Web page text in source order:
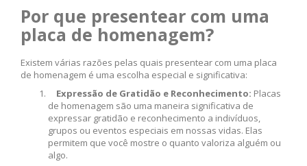
Por que presentear com uma
placa de homenagem?
Existem várias razões pelas quais presentear com uma placa
de homenagem é uma escolha especial e significativa:
Expressão de Gratidão e Reconhecimento: Placas
de homenagem são uma maneira significativa de
expressar gratidão e reconhecimento a indivíduos,
grupos ou eventos especiais em nossas vidas. Elas
permitem que você mostre o quanto valoriza alguém ou
algo.